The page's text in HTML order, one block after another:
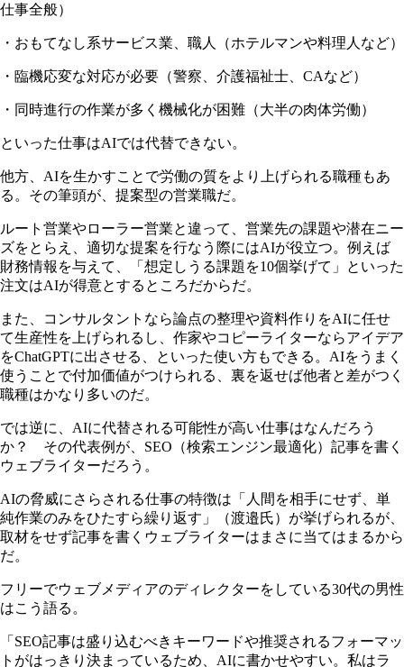
仕事全般）
・おもてなし系サービス業、職人（ホテルマンや料理人など）
・臨機応変な対応が必要（警察、介護福祉士、CAなど）
・同時進行の作業が多く機械化が困難（大半の肉体労働）
といった仕事はAIでは代替できない。
他方、AIを生かすことで労働の質をより上げられる職種もあ
る。その筆頭が、提案型の営業職だ。
ルート営業やローラー営業と違って、営業先の課題や潜在ニー
ズをとらえ、適切な提案を行なう際にはAIが役立つ。例えば
財務情報を与えて、「想定しうる課題を10個挙げて」といった
注文はAIが得意とするところだからだ。
また、コンサルタントなら論点の整理や資料作りをAIに任せ
て生産性を上げられるし、作家やコピーライターならアイデア
をChatGPTに出させる、といった使い方もできる。AIをうまく
使うことで付加価値がつけられる、裏を返せば他者と差がつく
職種はかなり多いのだ。
では逆に、AIに代替される可能性が高い仕事はなんだろう
か？ その代表例が、SEO（検索エンジン最適化）記事を書く
ウェブライターだろう。
AIの脅威にさらされる仕事の特徴は「人間を相手にせず、単
純作業のみをひたすら繰り返す」（渡邉氏）が挙げられるが、
取材をせず記事を書くウェブライターはまさに当てはまるから
だ。
フリーでウェブメディアのディレクターをしている30代の男性
はこう語る。
「SEO記事は盛り込むべきキーワードや推奨されるフォーマッ
トがはっきり決まっているため、AIに書かせやすい。私はラ